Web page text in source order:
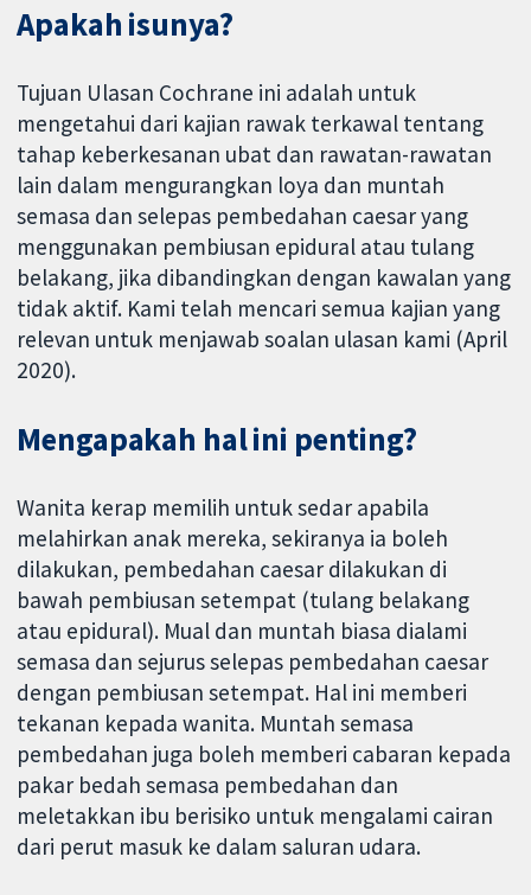
Apakah isunya?
Tujuan Ulasan Cochrane ini adalah untuk
mengetahui dari kajian rawak terkawal tentang
tahap keberkesanan ubat dan rawatan-rawatan
lain dalam mengurangkan loya dan muntah
semasa dan selepas pembedahan caesar yang
menggunakan pembiusan epidural atau tulang
belakang, jika dibandingkan dengan kawalan yang
tidak aktif. Kami telah mencari semua kajian yang
relevan untuk menjawab soalan ulasan kami (April
2020).
Mengapakah hal ini penting?
Wanita kerap memilih untuk sedar apabila
melahirkan anak mereka, sekiranya ia boleh
dilakukan, pembedahan caesar dilakukan di
bawah pembiusan setempat (tulang belakang
atau epidural). Mual dan muntah biasa dialami
semasa dan sejurus selepas pembedahan caesar
dengan pembiusan setempat. Hal ini memberi
tekanan kepada wanita. Muntah semasa
pembedahan juga boleh memberi cabaran kepada
pakar bedah semasa pembedahan dan
meletakkan ibu berisiko untuk mengalami cairan
dari perut masuk ke dalam saluran udara.